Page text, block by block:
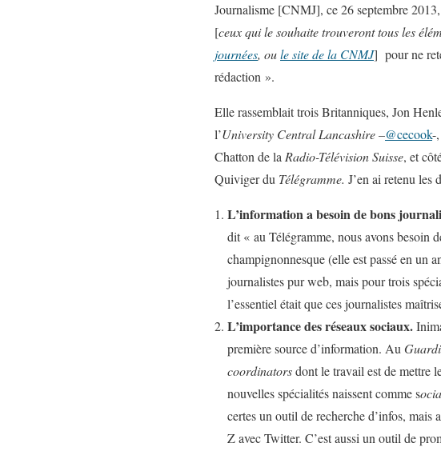
Journalisme [CNMJ], ce 26 septembre
[ceux qui le souhaite trouveront tous les
journées, oule site de la CNMJ] pour ne
rédaction ».
Elle rassemblait trois Britanniques, Jon
l’University Central Lancashire–@cecook-
Chatton de la Radio-Télévision Suisse, et
Quiviger du Télégramme. J’en ai retenu les
L’information a besoin de bons
dit « au Télégramme, nous avons besoin
champignonnesque (elle est passé en un
journalistes pur web, mais pour trois
l’essentiel était que ces journalistes
L’importance des réseaux sociaux.
première source d’information. Au
coordinatorsdont le travail est de mettre
nouvelles spécialités naissent comme s
certes un outil de recherche d’infos,
Z avec Twitter. C’est aussi un outil de